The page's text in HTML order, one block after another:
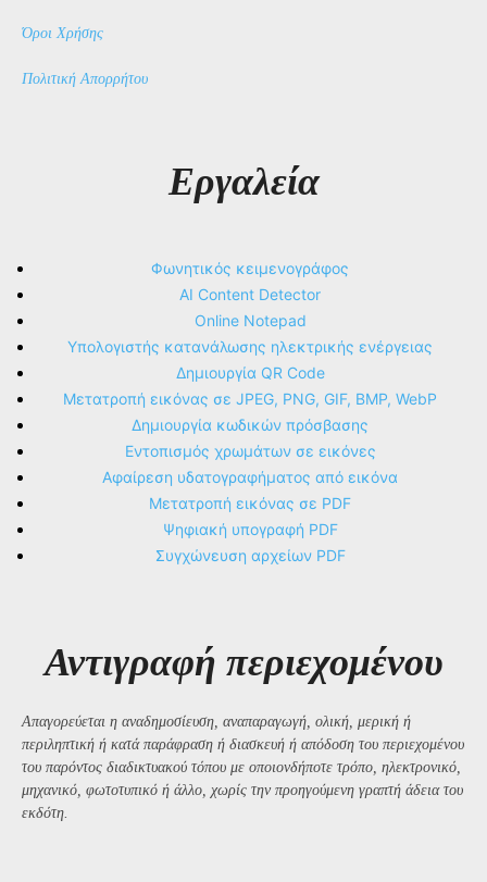
Όροι Χρήσης
Πολιτική Απορρήτου
Εργαλεία
Φωνητικός κειμενογράφος
AI Content Detector
Online Notepad
Υπολογιστής κατανάλωσης ηλεκτρικής ενέργειας
Δημιουργία QR Code
Μετατροπή εικόνας σε JPEG, PNG, GIF, BMP, WebP
Δημιουργία κωδικών πρόσβασης
Εντοπισμός χρωμάτων σε εικόνες
Αφαίρεση υδατογραφήματος από εικόνα
Μετατροπή εικόνας σε PDF
Ψηφιακή υπογραφή PDF
Συγχώνευση αρχείων PDF
Αντιγραφή περιεχομένου
Απαγορεύεται η αναδημοσίευση, αναπαραγωγή, ολική, μερική ή
περιληπτική ή κατά παράφραση ή διασκευή ή απόδοση του περιεχομένου
του παρόντος διαδικτυακού τόπου με οποιονδήποτε τρόπο, ηλεκτρονικό,
μηχανικό, φωτοτυπικό ή άλλο, χωρίς την προηγούμενη γραπτή άδεια του
εκδότη.